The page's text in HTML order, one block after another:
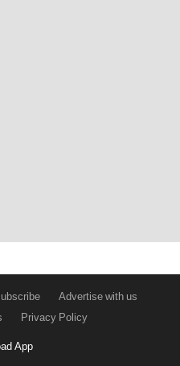
Advertise with us
Privacy Policy
App